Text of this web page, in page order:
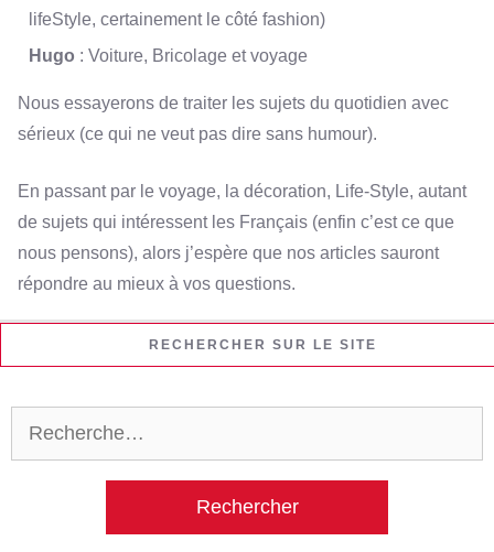
lifeStyle, certainement le côté fashion)
Hugo : Voiture, Bricolage et voyage
Nous essayerons de traiter les sujets du quotidien avec
sérieux (ce qui ne veut pas dire sans humour).
En passant par le voyage, la décoration, Life-Style, autant
de sujets qui intéressent les Français (enfin c’est ce que
nous pensons), alors j’espère que nos articles sauront
répondre au mieux à vos questions.
RECHERCHER SUR LE SITE
Rechercher :